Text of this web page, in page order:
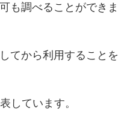
も調べることができま
てから利用することを
しています。